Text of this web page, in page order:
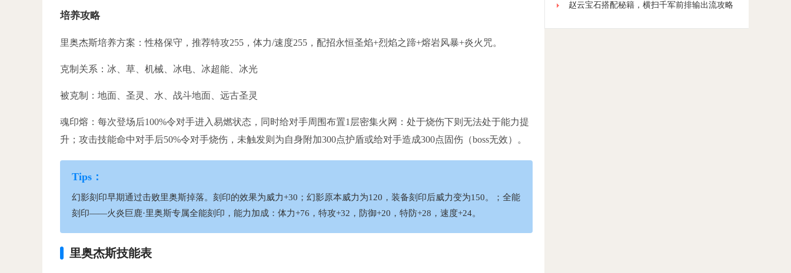
培养攻略
里奥杰斯培养方案：性格保守，推荐特攻255，体力/速度255，配招永恒圣焰+烈焰之蹄+熔岩风暴+炎火咒。
克制关系：冰、草、机械、冰电、冰超能、冰光
被克制：地面、圣灵、水、战斗地面、远古圣灵
魂印熔：每次登场后100%令对手进入易燃状态，同时给对手周围布置1层密集火网：处于烧伤下则无法处于能力提
升；攻击技能命中对手后50%令对手烧伤，未触发则为自身附加300点护盾或给对手造成300点固伤（boss无效）。
幻影刻印早期通过击败里奥斯掉落。刻印的效果为威力+30；幻影原本威力为120，装备刻印后威力变为150。；全能
刻印——火炎巨鹿·里奥斯专属全能刻印，能力加成：体力+76，特攻+32，防御+20，特防+28，速度+24。
里奥杰斯技能表
赵云宝石搭配秘籍，横扫千军前排输出流攻略